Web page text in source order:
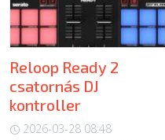
Reloop Ready 2
csatornás DJ
kontroller
2026-03-28 08:48